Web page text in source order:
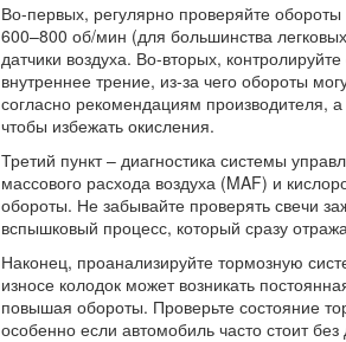
Во-первых, регулярно проверяйте
600–800 об/мин (для большинства
датчики воздуха. Во-вторых,
внутреннее трение, из‑за чего обороты
согласно рекомендациям производителя,
чтобы избежать окисления.
Третий пункт – диагностика системы
массового расхода воздуха (MAF) и
обороты. Не забывайте проверять свечи
вспышковый процесс, который сразу
Наконец, проанализируйте тормозную
износе колодок может возникать
повышая обороты. Проверьте состояние
особенно если автомобиль часто стоит